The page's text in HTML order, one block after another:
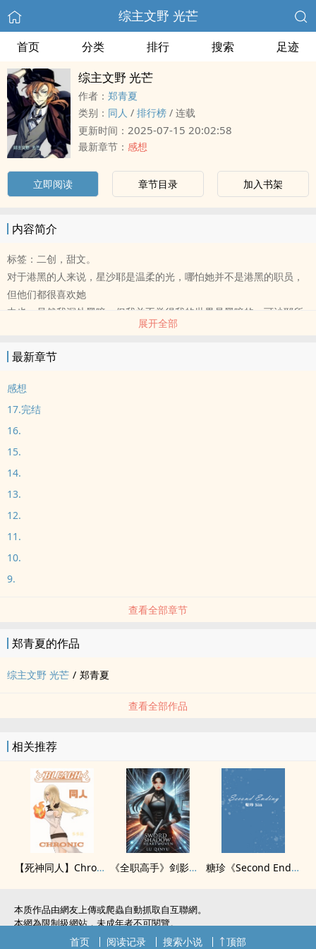
综主文野 光芒
首页 分类 排行 搜索 足迹
综主文野 光芒
作者： 郑青夏
类别： ‍同‎‌人‍ / 排行榜 / 连载
更新时间： 2025-07-15 20:02:58
最新章节： 感想
立即阅读 章节目录 加入书架
内容简介
标签：二创，甜文。
对于港黑的人来说，星沙耶是温柔的光，哪怕她并不是港黑的职员，
但他们都很喜欢她
中也：虽然我深处黑暗，但我并不觉得我的世界是黑暗的，可沙耶所
散发出来的光芒还是让我忍不住的想要独占
港黑的职员，但她依旧在港黑的保护范围内
太宰：沙耶啊…在这个氧化的世界里，唯有沙耶的存在让我觉得这个
芥川：沙耶大人…谁都不可以伤害沙耶大人！是沙耶大人让我看到了
光明，就算是要我的命，只要沙耶大人好好的…
cp：中也
阅读须知：时间线从太宰叛逃四年后开始，也就是中也22岁的时候开
始，这时候沙耶17岁，立海大高二生，与幸村他们同岁
于太宰，太宰虽然还是他的老师，但芥川执着的是中也而不是太宰
展开全部
最新章节
感想
17.完结
16.
15.
14.
13.
12.
11.
10.
9.
查看全部章节
郑青夏的作品
综主文野 光芒 / 郑青夏
查看全部作品
相关推荐
【死神‍同‎‌人‍】Chronic(蓝染X自创X乌尔奇奥拉) 《全职高手》剑影心织 糖珍《Second Ending》
本质作品由網友上傳或爬蟲自動抓取自互聯網。
本網為限制級網站，未成年者不可閱覽。
如無意中侵犯了您的權利，敬請聯系我們。
首页 阅读记录 搜索小说 顶部